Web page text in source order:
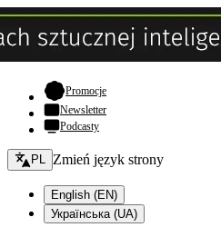
Promocje- otwiera się w nowej karcie
Newsletter
Podcasty
Zmień język - bieżący:
PL Zmień język strony
English (EN)
Українська (UA)